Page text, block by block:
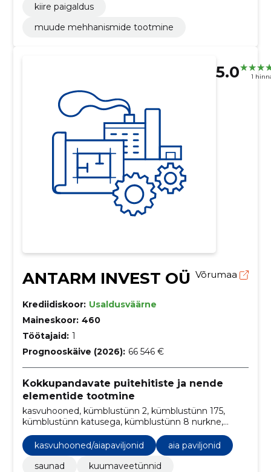
kiire paigaldus
muude mehhanismide tootmine
5.0 1
ANTARM INVEST OÜ Võrumaa
Krediidiskoor: Usaldusväärne
Maineskoor: 460
Töötajaid: 1
Prognooskäive (2026): 66 546 €
Kokkupandavate puitehitiste ja nende
elementide tootmine
kasvuhooned, kümblustünn 2, kümblustünn 175,
kümblustünn katusega, kümblustünn 8 nurkne,
valmistamine, saunaterrassid, aia paviljonid, saunad
kasvuhooned/aiapaviljonid
aia paviljonid
saunad
kuumaveetünnid